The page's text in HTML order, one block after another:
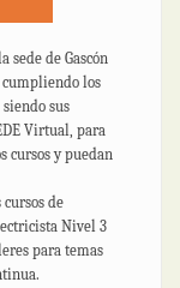
sede de Gascón
cumpliendo los
sus
Virtual, para
cursos y puedan
de
Nivel 3
para temas